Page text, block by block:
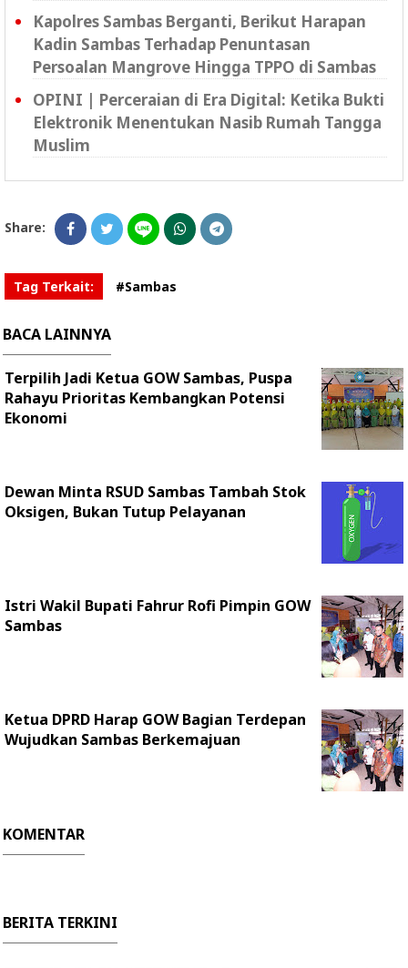
Kapolres Sambas Berganti, Berikut Harapan
Kadin Sambas Terhadap Penuntasan
Persoalan Mangrove Hingga TPPO di Sambas
OPINI | Perceraian di Era Digital: Ketika Bukti
Elektronik Menentukan Nasib Rumah Tangga
Muslim
Share:
Tag Terkait: #Sambas
BACA LAINNYA
Terpilih Jadi Ketua GOW Sambas, Puspa
Rahayu Prioritas Kembangkan Potensi
Ekonomi
Dewan Minta RSUD Sambas Tambah Stok
Oksigen, Bukan Tutup Pelayanan
Istri Wakil Bupati Fahrur Rofi Pimpin GOW
Sambas
Ketua DPRD Harap GOW Bagian Terdepan
Wujudkan Sambas Berkemajuan
KOMENTAR
BERITA TERKINI